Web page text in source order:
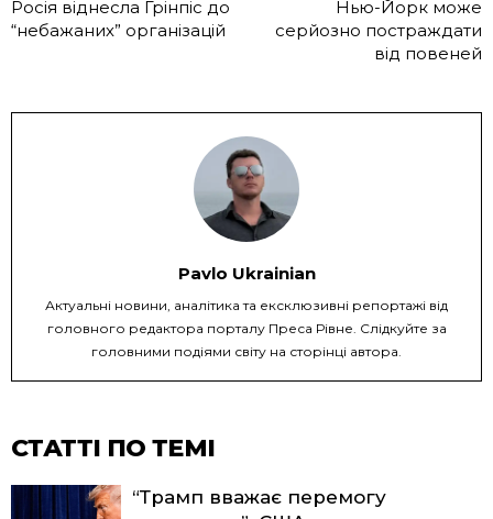
Росія віднесла Грінпіс до
“небажаних” організацій
Нью-Йорк може
серйозно постраждати
від повеней
Pavlo Ukrainian
Актуальні новини, аналітика та ексклюзивні репортажі від
головного редактора порталу Преса Рівне. Слідкуйте за
головними подіями світу на сторінці автора.
СТАТТІ ПО ТЕМІ
“Трамп вважає перемогу